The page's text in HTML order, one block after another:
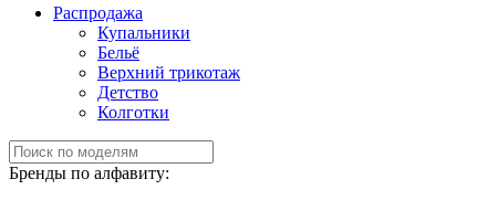
Распродажа
Купальники
Бельё
Верхний трикотаж
Детство
Колготки
Бренды по алфавиту: